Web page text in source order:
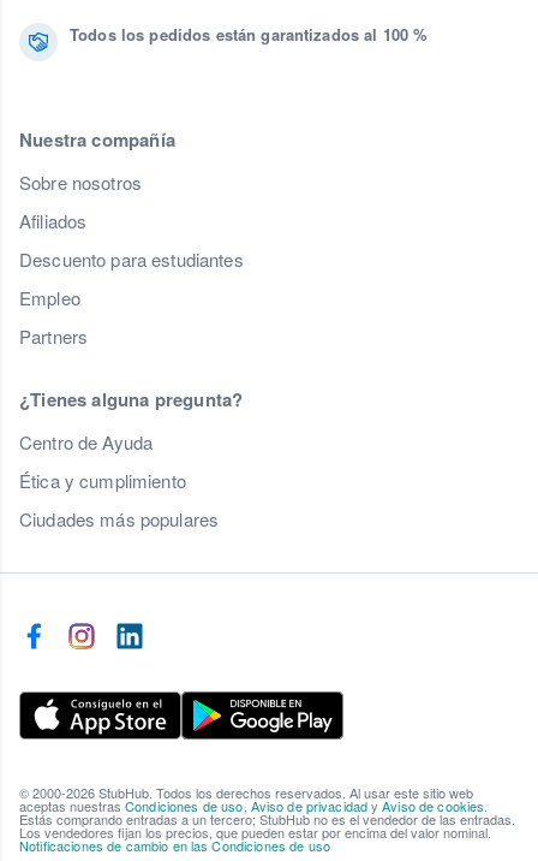
Todos los pedidos están garantizados al 100 %
Nuestra compañía
Sobre nosotros
Afiliados
Descuento para estudiantes
Empleo
Partners
¿Tienes alguna pregunta?
Centro de Ayuda
Ética y cumplimiento
Ciudades más populares
© 2000-2026 StubHub. Todos los derechos reservados. Al usar este sitio web
aceptas nuestras Condiciones de uso Aviso de privacidadyAviso de cookies
Estás comprando entradas a un tercero; StubHub no es el vendedor de las entradas.
Los vendedores fijan los precios, que pueden estar por encima del valor nominal.
Notificaciones de cambio en las Condiciones de uso